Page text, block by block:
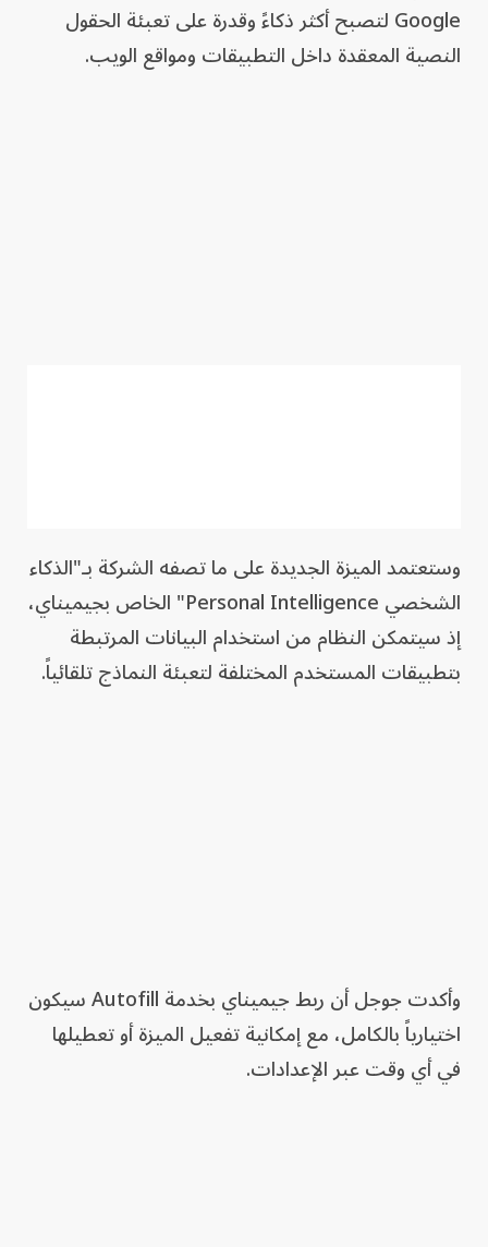
Google لتصبح أكثر ذكاءً وقدرة على تعبئة الحقول
النصية المعقدة داخل التطبيقات ومواقع الويب.
وستعتمد الميزة الجديدة على ما تصفه الشركة بـ"الذكاء
الشخصي Personal Intelligence" الخاص بجيميناي،
إذ سيتمكن النظام من استخدام البيانات المرتبطة
بتطبيقات المستخدم المختلفة لتعبئة النماذج تلقائياً.
وأكدت جوجل أن ربط جيميناي بخدمة Autofill سيكون
اختيارياً بالكامل، مع إمكانية تفعيل الميزة أو تعطيلها
في أي وقت عبر الإعدادات.